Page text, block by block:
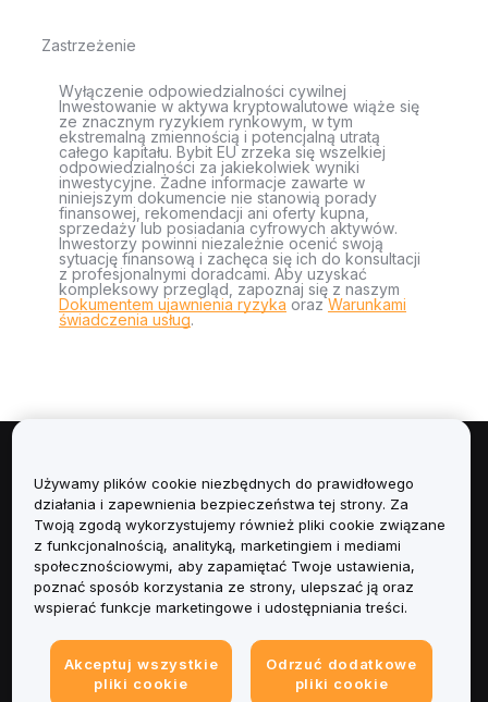
Zastrzeżenie
Wyłączenie odpowiedzialności cywilnej
Inwestowanie w aktywa kryptowalutowe wiąże się
ze znacznym ryzykiem rynkowym, w tym
ekstremalną zmiennością i potencjalną utratą
całego kapitału. Bybit EU zrzeka się wszelkiej
odpowiedzialności za jakiekolwiek wyniki
inwestycyjne. Żadne informacje zawarte w
niniejszym dokumencie nie stanowią porady
finansowej, rekomendacji ani oferty kupna,
sprzedaży lub posiadania cyfrowych aktywów.
Inwestorzy powinni niezależnie ocenić swoją
sytuację finansową i zachęca się ich do konsultacji
z profesjonalnymi doradcami. Aby uzyskać
kompleksowy przegląd, zapoznaj się z naszym
Dokumentem ujawnienia ryzyka orazWarunkami
świadczenia usług.
Informacje
Usługi
Obsługa Klienta
Informacje prawne
Używamy plików cookie niezbędnych do prawidłowego
działania i zapewnienia bezpieczeństwa tej strony. Za
Twoją zgodą wykorzystujemy również pliki cookie związane
z funkcjonalnością, analityką, marketingiem i mediami
społecznościowymi, aby zapamiętać Twoje ustawienia,
poznać sposób korzystania ze strony, ulepszać ją oraz
wspierać funkcje marketingowe i udostępniania treści.
Akceptuj wszystkie
pliki cookie
Odrzuć dodatkowe
pliki cookie